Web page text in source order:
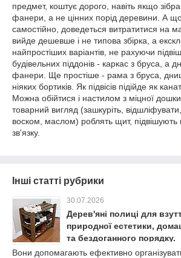
предмет, коштує дорого, навіть якщо
фанери, а не цінних порід деревини. А
самостійно, доведеться витратитися на
вийде дешевше і не типова збірка, а
найпростіших варіантів, не рахуючи
будівельних піддонів - каркас з бруса, а
фанери. Ще простіше - рама з бруса,
ніяких бортиків. Як підвісів підійде як
Можна обійтися і настилом з міцної
товарний вигляд (зашкуріть,
воском, маслом) роблять щит,
зв'язку.
Інші статті рубрики
30.07.2026
Дерев'яні полиці для
природної естетики,
та бездоганного порядку.
Вони допомагають ефективно